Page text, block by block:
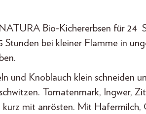
Bio-Kichererbsen für 24
Stunden bei kleiner Flamme in
und Knoblauch klein schneiden
Tomatenmark, Ingwer,
mit anrösten. Mit Hafermilch,